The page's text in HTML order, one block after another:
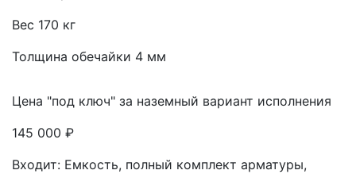
Вес 170 кг
Толщина обечайки 4 мм
Цена "под ключ" за наземный вариант исполнения
145 000 ₽
Входит: Емкость, полный комплект арматуры,